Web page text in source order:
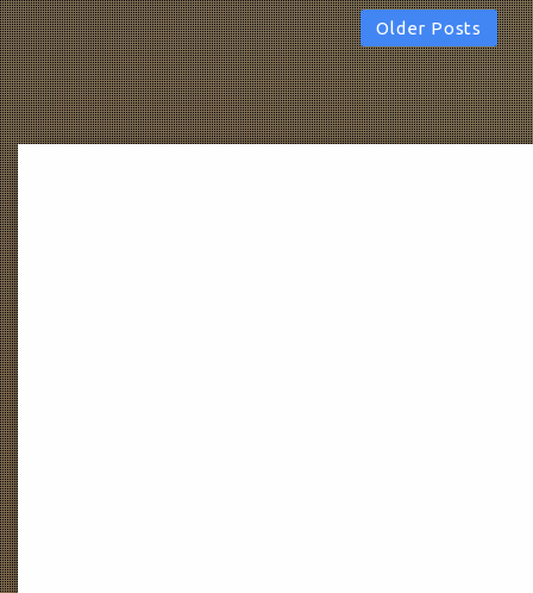
Older Posts